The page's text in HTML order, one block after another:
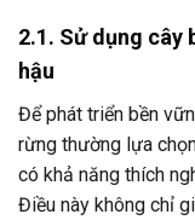
2.1. Sử dụng cây
hậu
Để phát triển bền
rừng thường lựa
có khả năng thích
Điều này không chỉ